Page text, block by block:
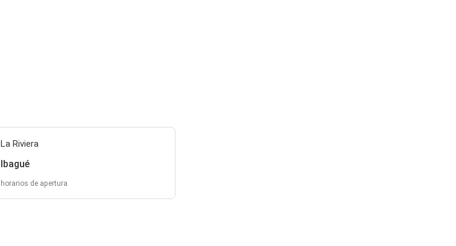
La Riviera
Ibagué
horarios de apertura